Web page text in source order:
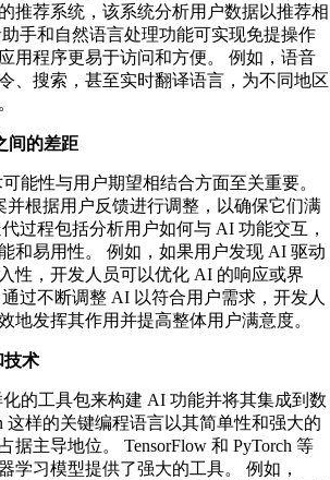
推荐系统，该系统分析用户数据以推荐相
手和自然语言处理功能可实现免提操作
用程序更易于访问和方便。 例如，语音
、搜索，甚至实时翻译语言，为不同地区
间的差距
能性与用户期望相结合方面至关重要。
并根据用户反馈进行调整，以确保它们满
过程包括分析用户如何与 AI 功能交互，
和易用性。 例如，如果用户发现 AI 驱动
性，开发人员可以优化 AI 的响应或界
过不断调整 AI 以符合用户需求，开发人
地发挥其作用并提高整体用户满意度。
技术
的工具包来构建 AI 功能并将其集成到数
这样的关键编程语言以其简单性和强大的
据主导地位。 TensorFlow 和 PyTorch 等
学习模型提供了强大的工具。 例如，